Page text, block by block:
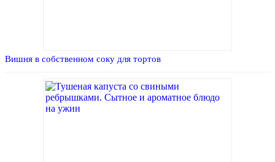
Вишня в собственном соку для тортов